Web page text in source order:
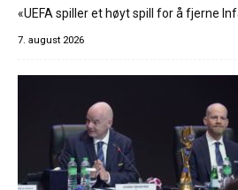
«UEFA spiller et høyt spill for å fjerne
7. august 2026